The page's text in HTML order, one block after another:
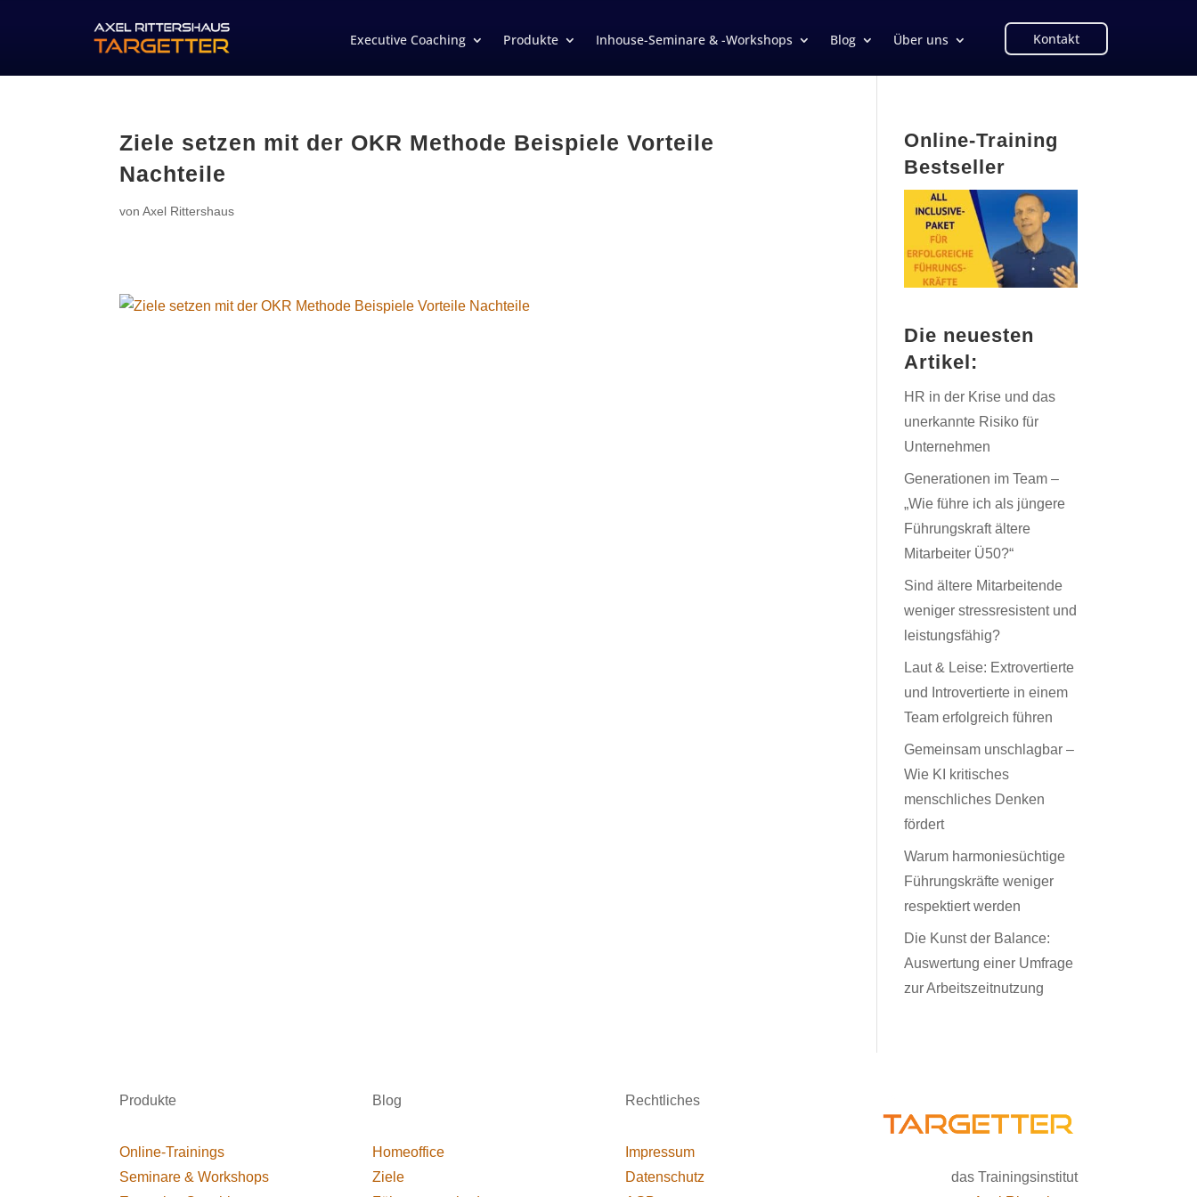
Executive Coaching Produkte Inhouse-Seminare & -Workshops Blog Über uns Kontakt
Ziele setzen mit der OKR Methode Beispiele Vorteile
Nachteile
vonAxel Rittershaus
Online-Training
Bestseller
Die neuesten
Artikel:
HR in der Krise und das
unerkannte Risiko für
Unternehmen
Generationen im Team –
„Wie führe ich als jüngere
Führungskraft ältere
Mitarbeiter Ü50?“
Sind ältere Mitarbeitende
weniger stressresistent und
leistungsfähig?
Laut & Leise: Extrovertierte
und Introvertierte in einem
Team erfolgreich führen
Gemeinsam unschlagbar –
Wie KI kritisches
menschliches Denken
fördert
Warum harmoniesüchtige
Führungskräfte weniger
respektiert werden
Die Kunst der Balance:
Auswertung einer Umfrage
zur Arbeitszeitnutzung
Produkte
Online-Trainings
Seminare & Workshops
Blog
Homeoffice
Ziele
Rechtliches
Impressum
Datenschutz
das Trainingsinstitut